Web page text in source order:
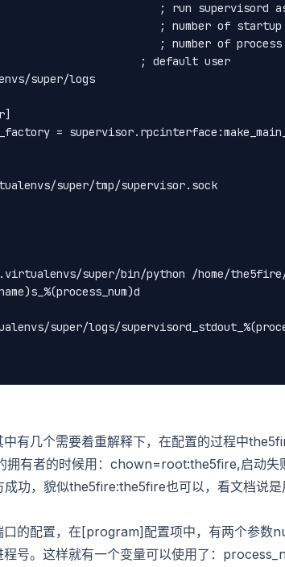
; run supervisord as
; number of startup
; number of process
; default user
super/logs
=
super/tmp/supervisor.sock
.virtualenvs/super/bin/python /home/
super/logs/
有几个需要着重解释下，在配置的过程中
拥有者的时候用：chown=root:the5fire,启动失
功，貌似the5fire:the5fire也可以，看文档说是
口的配置，在[program]配置项中，有两个参
号。这样就有一个变量可以使用了：